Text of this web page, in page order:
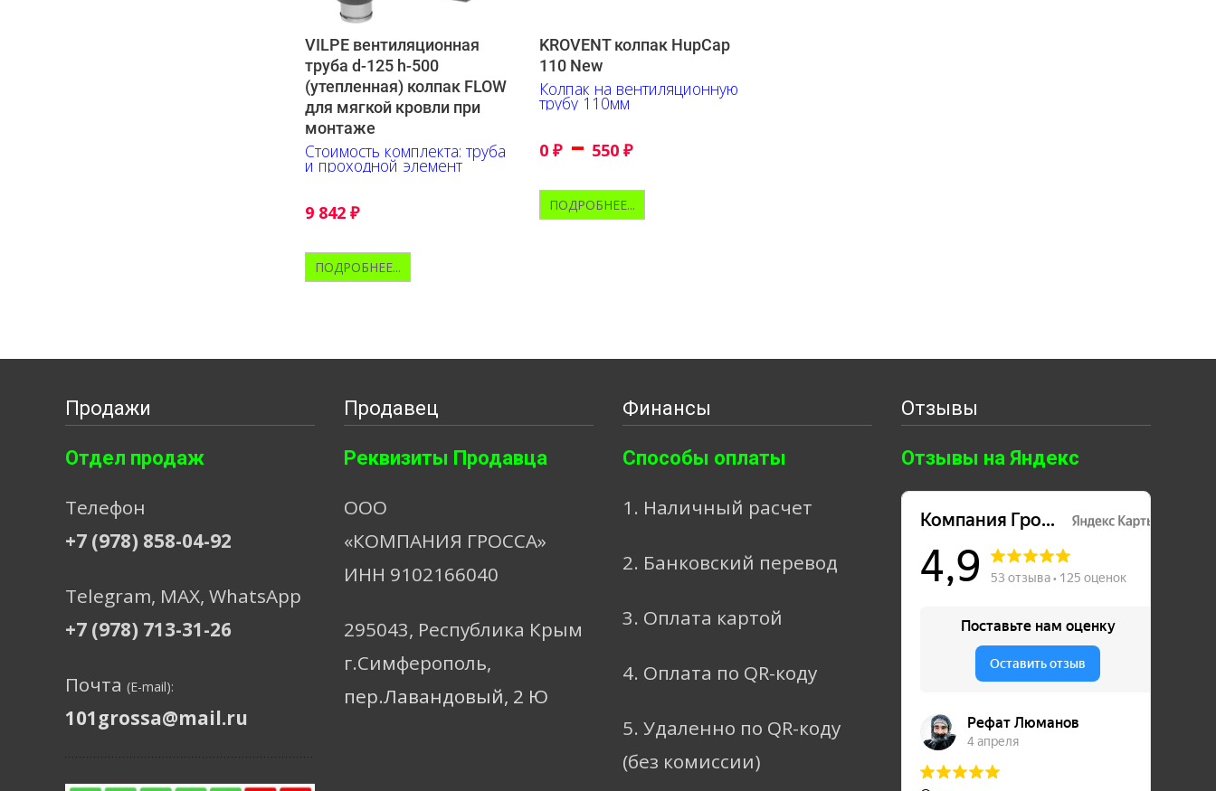
VILPE вентиляционная
труба d-125 h-500
(утепленная) колпак FLOW
для мягкой кровли при
монтаже
Стоимость комплекта: труба
и проходной элемент
9 842 ₽
ПОДРОБНЕЕ...
KROVENT колпак HupСap
110 New
Колпак на вентиляционную
трубу 110мм
0₽ – 550₽
ПОДРОБНЕЕ...
Продажи
Отдел продаж
Телефон
+7 (978) 858-04-92
Telegram, МАХ, WhatsApp
+7 (978) 713-31-26
Почта (E-mail):
101grossa@mail.ru
Продавец
Реквизиты Продавца
ООО
«КОМПАНИЯ ГРОССА»
ИНН 9102166040
295043, Республика Крым
г.Симферополь,
пер.Лавандовый, 2 Ю
Финансы
Способы оплаты
1. Наличный расчет
2. Банковский перевод
3. Оплата картой
4. Оплата по QR-коду
5. Удаленно по QR-коду
(без комиссии)
Отзывы
Отзывы на Яндекс